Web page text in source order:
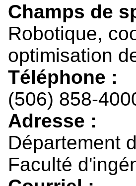
Champs de
Robotique,
optimisation
Téléphone :
(506) 858-
Adresse :
Département
Faculté